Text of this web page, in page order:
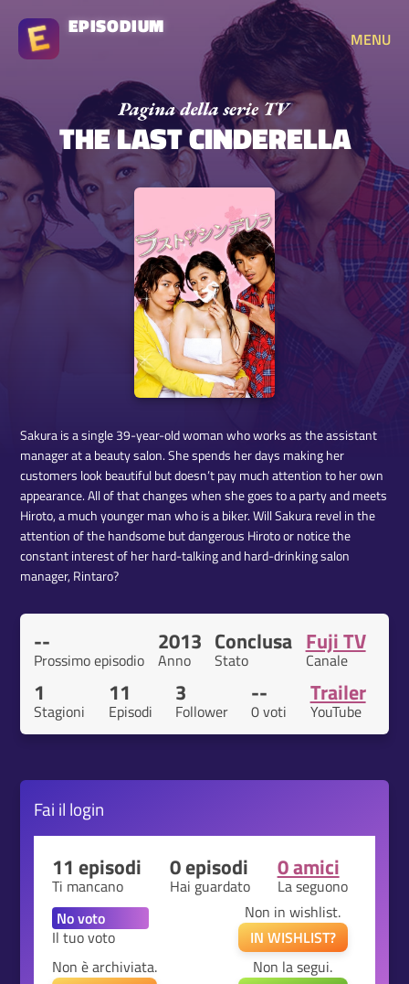
EPISODIUM
MENU
THE LAST CINDERELLA
Sakura is a single 39-year-old woman who works as the assistant
manager at a beauty salon. She spends her days making her
customers look beautiful but doesn’t pay much attention to her own
appearance. All of that changes when she goes to a party and meets
Hiroto, a much younger man who is a biker. Will Sakura revel in the
attention of the handsome but dangerous Hiroto or notice the
constant interest of her hard-talking and hard-drinking salon
manager, Rintaro?
--
Prossimo episodio
2013
Anno
Conclusa
Stato
Fuji TV
Canale
1
Stagioni
11
Episodi
3
Follower
--
0 voti
Trailer
YouTube
Fai il login
11 episodi
Ti mancano
0 episodi
Hai guardato
0 amici
La seguono
Il tuo voto
Non in wishlist.
IN WISHLIST?
Non è archiviata.
Non la segui.